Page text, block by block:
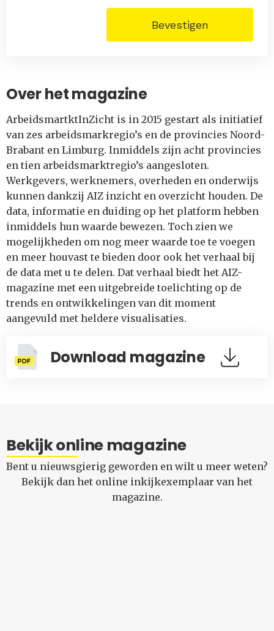
Bevestigen
Over het magazine
ArbeidsmartktInZicht is in 2015 gestart als initiatief
van zes arbeidsmarkregio’s en de provincies Noord-
Brabant en Limburg. Inmiddels zijn acht provincies
en tien arbeidsmarktregio’s aangesloten.
Werkgevers, werknemers, overheden en onderwijs
kunnen dankzij AIZ inzicht en overzicht houden. De
data, informatie en duiding op het platform hebben
inmiddels hun waarde bewezen. Toch zien we
mogelijkheden om nog meer waarde toe te voegen
en meer houvast te bieden door ook het verhaal bij
de data met u te delen. Dat verhaal biedt het AIZ-
magazine met een uitgebreide toelichting op de
trends en ontwikkelingen van dit moment
aangevuld met heldere visualisaties.
Download magazine
Bekijk online magazine
Bent u nieuwsgierig geworden en wilt u meer weten?
Bekijk dan het online inkijkexemplaar van het
magazine.